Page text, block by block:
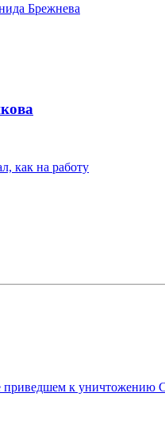
Брежнева
как на работу
приведшем к